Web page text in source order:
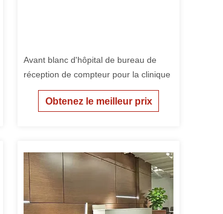
Avant blanc d'hôpital de bureau de
réception de compteur pour la clinique
Obtenez le meilleur prix